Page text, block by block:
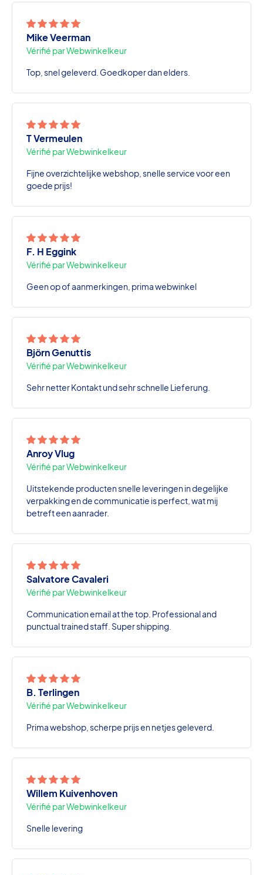
Mike Veerman
Vérifié par Webwinkelkeur
Top, snel geleverd. Goedkoper dan elders.
T Vermeulen
Vérifié par Webwinkelkeur
Fijne overzichtelijke webshop, snelle service voor een
goede prijs!
F. H Eggink
Vérifié par Webwinkelkeur
Geen op of aanmerkingen, prima webwinkel
Björn Genuttis
Vérifié par Webwinkelkeur
Sehr netter Kontakt und sehr schnelle Lieferung.
Anroy Vlug
Vérifié par Webwinkelkeur
Uitstekende producten snelle leveringen in degelijke
verpakking en de communicatie is perfect, wat mij
betreft een aanrader.
Salvatore Cavaleri
Vérifié par Webwinkelkeur
Communication email at the top. Professional and
punctual trained staff. Super shipping.
B. Terlingen
Vérifié par Webwinkelkeur
Prima webshop, scherpe prijs en netjes geleverd.
Willem Kuivenhoven
Vérifié par Webwinkelkeur
Snelle levering